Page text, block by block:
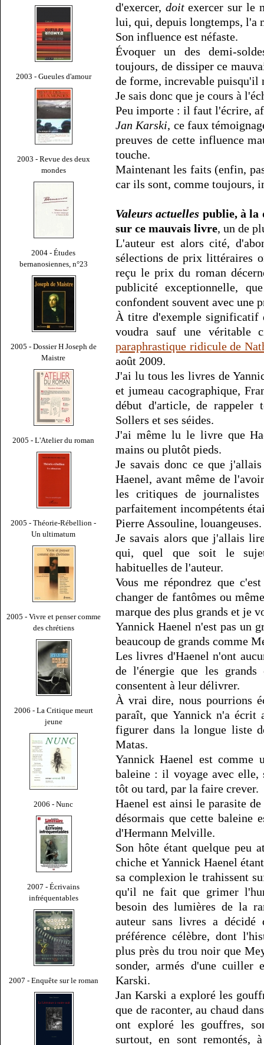
2003 - Gueules d'amour
2003 - Revue des deux
mondes
2004 - Études
bernanosiennes, n°23
2005 - Dossier H Joseph de
Maistre
2005 - L'Atelier du roman
2005 - Théorie-Rébellion -
Un ultimatum
2005 - Vivre et penser comme
des chrétiens
2006 - La Critique meurt
jeune
2006 - Nunc
2007 - Écrivains
infréquentables
2007 - Enquête sur le roman
d'exercer, doitexercer sur le
lui, qui, depuis longtemps, l'a
Son influence est néfaste.
Évoquer un des demi-
toujours, de dissiper ce
de forme, increvable puisqu'il
Je sais donc que je cours à
Peu importe : il faut l'écrire,
Jan Karski, ce faux
preuves de cette influence
touche.
Maintenant les faits (enfin,
car ils sont, comme toujours,
Valeurs actuelles publie, à la
sur ce mauvais livre, un de
L'auteur est alors cité,
sélections de prix littéraires
reçu le prix du roman
publicité exceptionnelle,
confondent souvent avec une
À titre d'exemple significatif
voudra sauf une véritable
paraphrastique ridicule de
août 2009.
J'ai lu tous les livres de
et jumeau cacographique,
début d'article, de rappeler
Sollers et ses séides.
J'ai même lu le livre que
mains ou plutôt pieds.
Je savais donc ce que
Haenel, avant même de
les critiques de
parfaitement incompétents
Pierre Assouline, louangeuses.
Je savais alors que j'allais
qui, quel que soit le sujet
habituelles de l'auteur.
Vous me répondrez que
changer de fantômes ou
marque des plus grands et je
Yannick Haenel n'est pas un
beaucoup de grands comme
Les livres d'Haenel n'ont
de l'énergie que les
consentent à leur délivrer.
À vrai dire, nous pourrions
paraît, que Yannick n'a
figurer dans la longue liste
Matas.
Yannick Haenel est comme
baleine : il voyage avec
tôt ou tard, par la faire crever.
Haenel est ainsi le parasite
désormais que cette baleine
d'Hermann Melville.
Son hôte étant quelque peu
chiche et Yannick Haenel
sa complexion le trahissent
qu'il ne fait que grimer
besoin des lumières de la
auteur sans livres a
préférence célèbre, dont
plus près du trou noir que
sonder, armés d'une cuiller
Karski.
Jan Karski a exploré les
que de raconter, au chaud
ont exploré les gouffres,
surtout, en sont remontés,